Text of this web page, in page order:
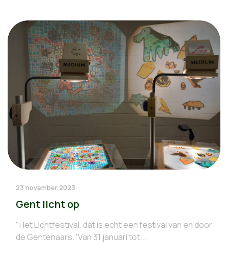
23 november 2023
Gent licht op
"Het Lichtfestival, dat is echt een festival van en door
de Gentenaars."Van 31 januari tot...